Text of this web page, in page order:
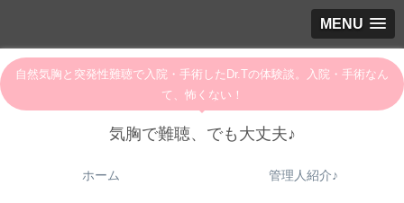
MENU
自然気胸と突発性難聴で入院・手術したDr.Tの体験談。入院・手術なん
て、怖くない！
気胸で難聴、でも大丈夫♪
ホーム 管理人紹介♪